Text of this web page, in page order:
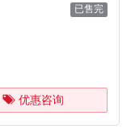
已售完
优惠咨询